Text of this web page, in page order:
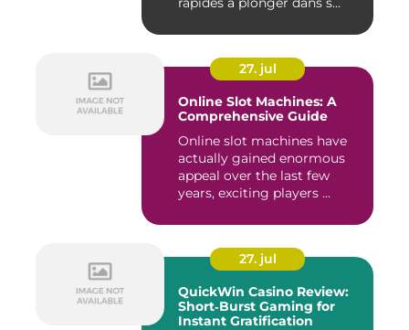
27. jul
Online Slot Machines: A
Comprehensive Guide
Online slot machines have
actually gained enormous
appeal over the last few
years, exciting players ...
27. jul
QuickWin Casino Review:
Short‑Burst Gaming for
Instant Gratification